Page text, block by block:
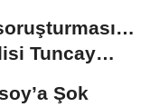
Tuncay
Şok